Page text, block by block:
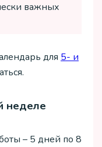
важных
для 5- и
неделе
– 5 дней по 8